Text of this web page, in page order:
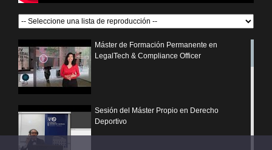
Máster de Formación Permanente en
LegalTech & Compliance Officer
Sesión del Máster Propio en Derecho
Deportivo